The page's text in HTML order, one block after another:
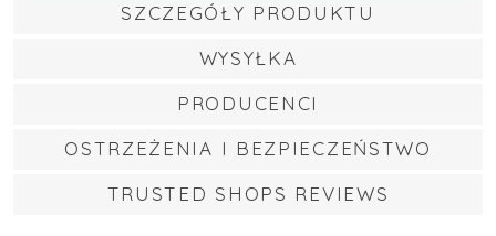
SZCZEGÓŁY PRODUKTU
WYSYŁKA
PRODUCENCI
OSTRZEŻENIA I BEZPIECZEŃSTWO
TRUSTED SHOPS REVIEWS